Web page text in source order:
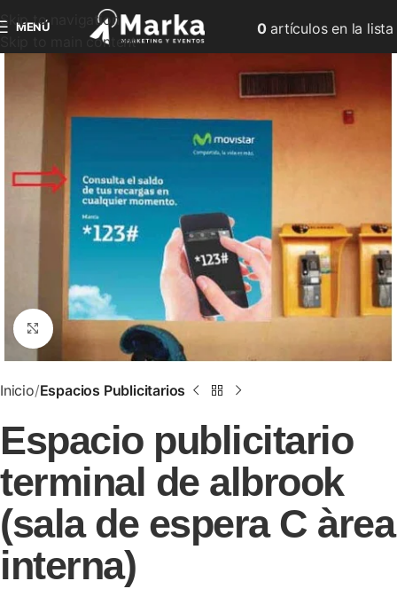
Skip to navigation
Skip to main content
MENÚ 0artículosen la lista
Clic para ampliar
Inicio Espacios Publicitarios
Espacio publicitario
terminal de albrook
(sala de espera C àrea
interna)